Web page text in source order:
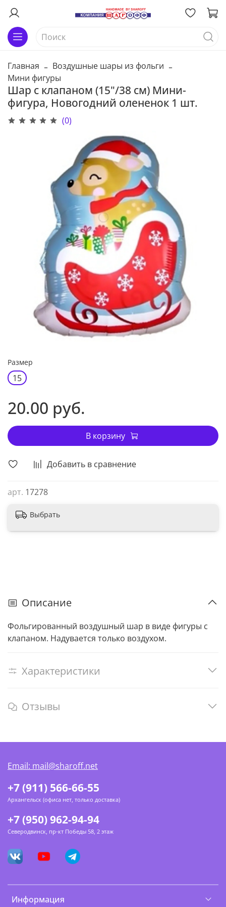
Главная
Воздушные шары из фольги
Мини фигуры
Шар с клапаном (15"/38 см) Мини-
фигура, Новогодний олененок 1 шт.
(0)
Добавить в сравнение
арт. 17278
Размер
15
20.00 руб.
В корзину
Выбрать
Описание
Фольгированный воздушный шар в виде фигуры с
клапаном. Надувается только воздухом.
Характеристики
Отзывы
Информация
+7 (911) 566-66-55
Архангельск (офиса нет, только доставка)
+7 (950) 962-94-94
Северодвинск, пр-кт Победы 58, 2 этаж
Email: mail@sharoff.net